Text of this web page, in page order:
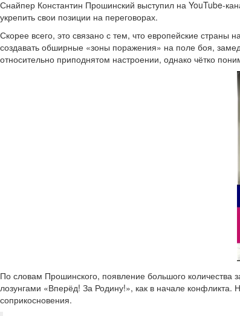
Снайпер Константин Прошинский выступил на YouTube-
укрепить свои позиции на переговорах.
Скорее всего, это связано с тем, что европейские страны
создавать обширные «зоны поражения» на поле боя,
относительно приподнятом настроении, однако чётко
По словам Прошинского, появление большого количества
лозунгами «Вперёд! За Родину!», как в начале конфликта.
соприкосновения.